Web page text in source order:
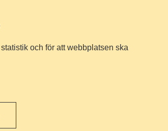
och för att webbplatsen ska